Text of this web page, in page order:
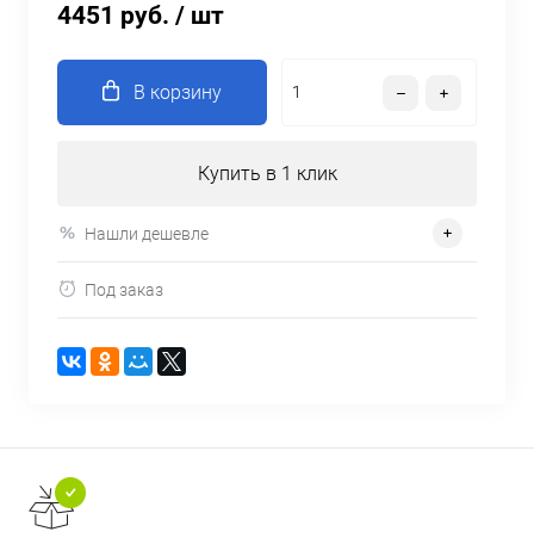
4451 руб. / шт
В корзину
Купить в 1 клик
Нашли дешевле
Под заказ